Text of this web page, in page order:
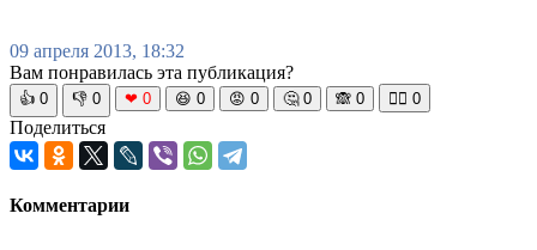
09 апреля 2013, 18:32
Вам понравилась эта публикация?
👍 0 👎 0 ❤ 0 😆 0 😡 0 🤔 0 🙈 0 🧘‍♀️ 0
Поделиться
Комментарии